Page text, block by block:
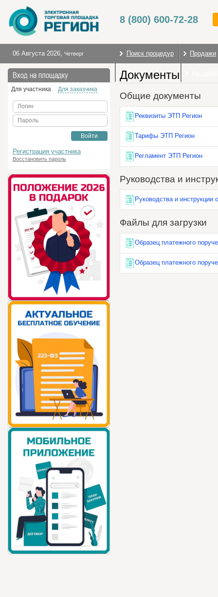
8 (800) 600-72-28
06 Августа 2026, Четверг Поиск процедур Продажи
Торговые секции
Вход на площадку
Для участника Для заказчика
Логин
Пароль
Войти
Регистрация участника
Восстановить пароль
Документы
Общие документы
Реквизиты ЭТП Регион
Тарифы ЭТП Регион
Регламент ЭТП Регион
Руководства и
Руководства и инструкции
Файлы для загрузки
Образец платежного
Образец платежного